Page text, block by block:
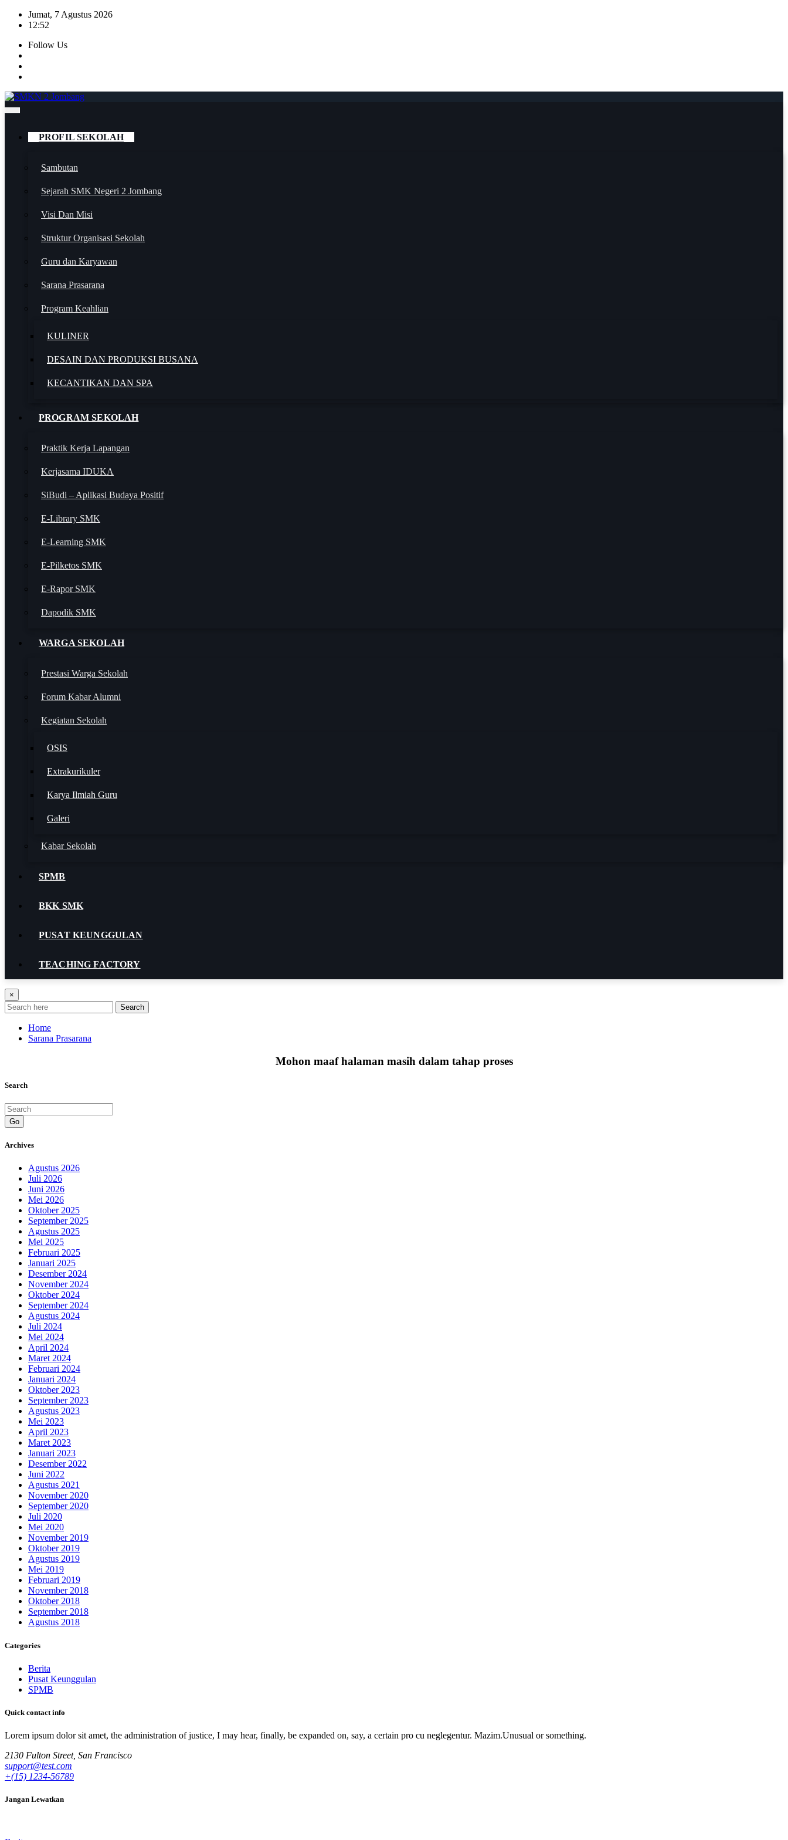
Skip
Jumat, 7 Agustus 2026
12:52
Follow Us
PROFIL SEKOLAH
Sambutan
Sejarah SMK Negeri 2 Jombang
Visi Dan Misi
Struktur Organisasi Sekolah
Guru dan Karyawan
Sarana Prasarana
Program Keahlian
KULINER
DESAIN DAN PRODUKSI BUSANA
KECANTIKAN DAN SPA
PROGRAM SEKOLAH
Praktik Kerja Lapangan
Kerjasama IDUKA
SiBudi – Aplikasi Budaya Positif
E-Library SMK
E-Learning SMK
E-Pilketos SMK
E-Rapor SMK
Dapodik SMK
WARGA SEKOLAH
Prestasi Warga Sekolah
Forum Kabar Alumni
Kegiatan Sekolah
OSIS
Extrakurikuler
Karya Ilmiah Guru
Galeri
Kabar Sekolah
SPMB
BKK SMK
PUSAT KEUNGGULAN
TEACHING FACTORY
×
Search
Home
Sarana Prasarana
Mohon maaf halaman masih dalam tahap proses
Search
Go
Archives
Agustus 2026
Juli 2026
Juni 2026
Mei 2026
Oktober 2025
September 2025
Agustus 2025
Mei 2025
Februari 2025
Januari 2025
Desember 2024
November 2024
Oktober 2024
September 2024
Agustus 2024
Juli 2024
Mei 2024
April 2024
Maret 2024
Februari 2024
Januari 2024
Oktober 2023
September 2023
Agustus 2023
Mei 2023
April 2023
Maret 2023
Januari 2023
Desember 2022
Juni 2022
Agustus 2021
November 2020
September 2020
Juli 2020
Mei 2020
November 2019
Oktober 2019
Agustus 2019
Mei 2019
Februari 2019
November 2018
Oktober 2018
September 2018
Agustus 2018
Categories
Berita
Pusat Keunggulan
SPMB
Quick contact info
Lorem ipsum dolor sit amet, the administration of justice, I may hear, finally, be expanded on, say, a certain pro cu neglegentur. Mazim.Unusual or something.
2130 Fulton Street, San Francisco
support@test.com
+(15) 1234-56789
Jangan Lewatkan